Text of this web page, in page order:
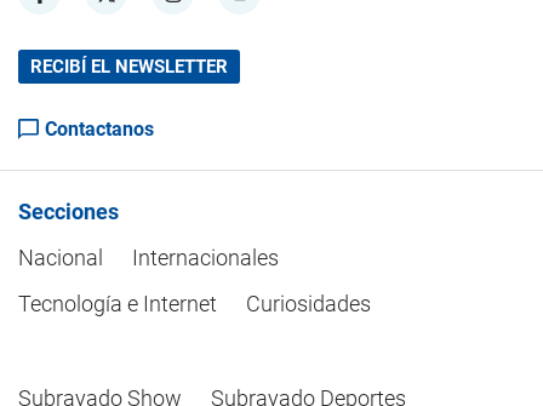
RECIBÍ EL NEWSLETTER
Contactanos
Secciones
Nacional
Internacionales
Tecnología e Internet
Curiosidades
Subrayado Show Subrayado Deportes